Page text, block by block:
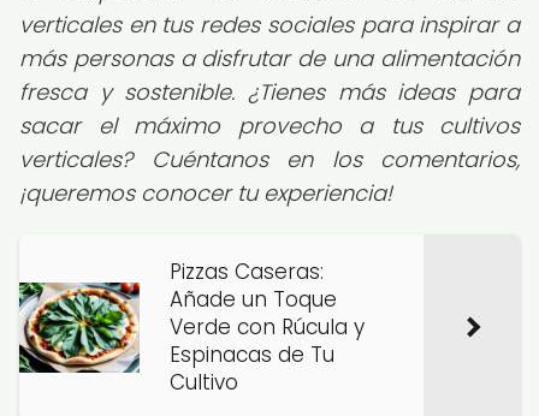
verticales en tus redes sociales para inspirar a
más personas a disfrutar de una alimentación
fresca y sostenible. ¿Tienes más ideas para
sacar el máximo provecho a tus cultivos
verticales? Cuéntanos en los comentarios,
¡queremos conocer tu experiencia!
Pizzas Caseras:
Añade un Toque
Verde con Rúcula y
Espinacas de Tu
Cultivo